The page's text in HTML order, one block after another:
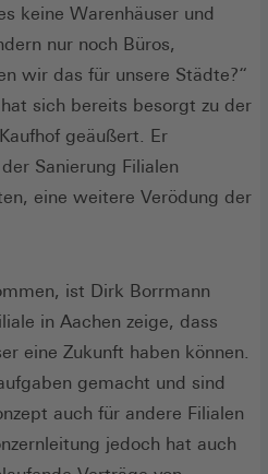
keine Warenhäuser und
nur noch Büros,
wir das für unsere Städte?“
sich bereits besorgt zu der
geäußert. Er
Sanierung Filialen
eine weitere Verödung der
ist Dirk Borrmann
in Aachen zeige, dass
eine Zukunft haben können.
gemacht und sind
auch für andere Filialen
jedoch hat auch